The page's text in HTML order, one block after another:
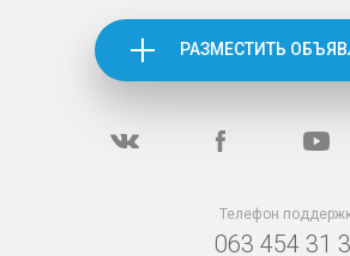
РАЗМЕСТИТЬ
Телефон
063 454 31